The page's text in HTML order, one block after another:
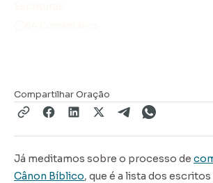
Compartilhar Oração
Já meditamos sobre o processo de
Cânon Bíblico, que é a lista dos